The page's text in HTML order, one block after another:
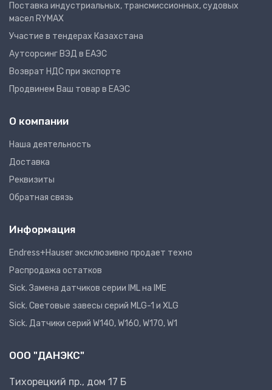
Поставка индустриальных, трансмиссионных, судовых
масел RYMAX
Участие в тендерах Казахстана
Аутсорсинг ВЭД в ЕАЭС
Возврат НДС при экспорте
Продвинем Ваш товар в ЕАЭС
О компании
Наша деятельность
Доставка
Реквизиты
Обратная связь
Информация
Endress+Hauser эксклюзивно продает техно
Распродажа остатков
Sick. Замена датчиков серии IML на IME
Sick. Световые завесы серий MLG-1 и XLG
Sick. Датчики серий W140, W160, W170, W1
ООО "ДАНЭКС"
Тихорецкий пр., дом 17 Б